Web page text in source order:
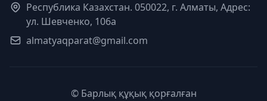
Республика Казахстан. 050022, г. Алматы, Адрес:
ул. Шевченко, 106а
almatyaqparat@gmail.com
© Барлық құқық қорғалған